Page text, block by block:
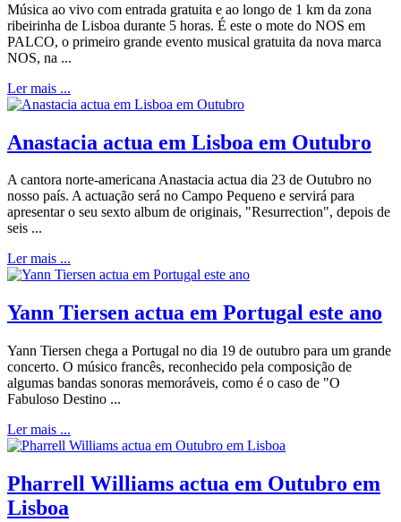
Música ao vivo com entrada gratuita e ao longo de 1 km da zona
ribeirinha de Lisboa durante 5 horas. É este o mote do NOS em
PALCO, o primeiro grande evento musical gratuita da nova marca
NOS, na ...
Ler mais ...
Anastacia actua em Lisboa em Outubro
A cantora norte-americana Anastacia actua dia 23 de Outubro no
nosso país. A actuação será no Campo Pequeno e servirá para
apresentar o seu sexto album de originais, "Resurrection", depois de
seis ...
Ler mais ...
Yann Tiersen actua em Portugal este ano
Yann Tiersen chega a Portugal no dia 19 de outubro para um grande
concerto. O músico francês, reconhecido pela composição de
algumas bandas sonoras memoráveis, como é o caso de "O
Fabuloso Destino ...
Ler mais ...
Pharrell Williams actua em Outubro em
Lisboa